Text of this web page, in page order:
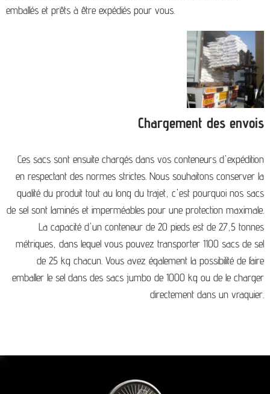
emballés et prêts à être expédiés pour vous.
Chargement des envois
Ces sacs sont ensuite chargés dans vos conteneurs d'expédition
en respectant des normes strictes. Nous souhaitons conserver la
qualité du produit tout au long du trajet, c'est pourquoi nos sacs
de sel sont laminés et imperméables pour une protection maximale.
La capacité d'un conteneur de 20 pieds est de 27,5 tonnes
métriques, dans lequel vous pouvez transporter 1100 sacs de sel
de 25 kg chacun. Vous avez également la possibilité de faire
emballer le sel dans des sacs jumbo de 1000 kg ou de le charger
directement dans un vraquier.